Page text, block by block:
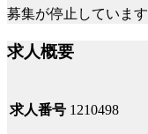
募集が停止しています
求人概要
求人番号 1210498